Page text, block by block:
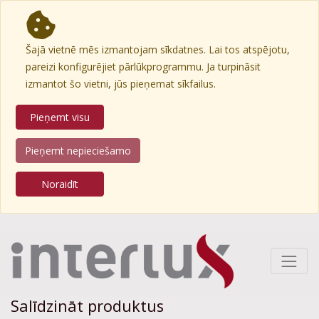
Šajā vietnē mēs izmantojam sīkdatnes. Lai tos atspējotu,
pareizi konfigurējiet pārlūkprogrammu. Ja turpināsit
izmantot šo vietni, jūs pieņemat sīkfailus.
Pieņemt visu
Pieņemt nepieciešamo
Noraidīt
Salīdzināt produktus